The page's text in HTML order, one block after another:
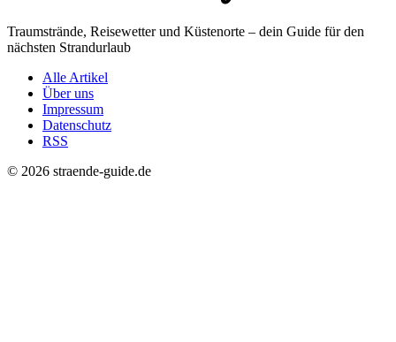
Traumstrände, Reisewetter und Küstenorte – dein Guide für den
nächsten Strandurlaub
Alle Artikel
Über uns
Impressum
Datenschutz
RSS
© 2026 straende-guide.de